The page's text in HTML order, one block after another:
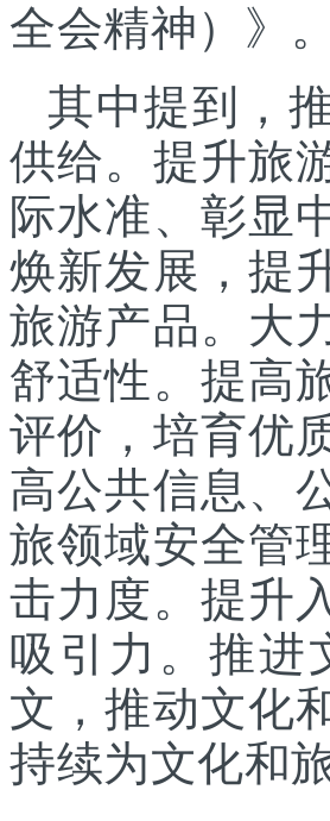
全会精神）》。
其中提到，
供给。提升旅
际水准、彰显
焕新发展，提
旅游产品。大
舒适性。提高
评价，培育优
高公共信息、
旅领域安全管
击力度。提升
吸引力。推进
文，推动文化
持续为文化和